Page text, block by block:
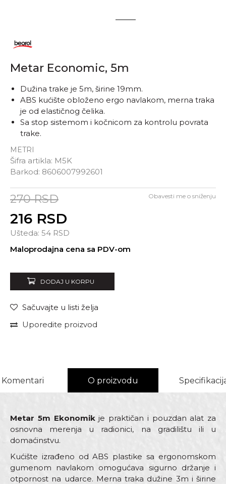
2
Metar Economic, 5m
METRI
Šifra artikla: M5K
Barkod: 8606007992601
Dužina trake je 5m, širine 19mm.
ABS kućište obloženo ergo navlakom, merna traka
je od elastičnog čelika.
Sa stop sistemom i kočnicom za kontrolu povrata
trake.
270 RSD
216 RSD
Ušteda: 54 RSD
Maloprodajna cena sa PDV-om
Obavesti me o sniženju
DODAJ U KORPU
Sačuvajte u listi želja
Uporedite proizvod
Komentari O proizvodu
Metar 5m Ekonomikje praktičan i pouzdan alat za
osnovna merenja u radionici, na gradilištu ili u
domaćinstvu.
Kućište izrađeno od ABS plastike sa ergonomskom
gumenom navlakom omogućava sigurno držanje i
otpornost na udarce. Merna traka dužine 3m i širine